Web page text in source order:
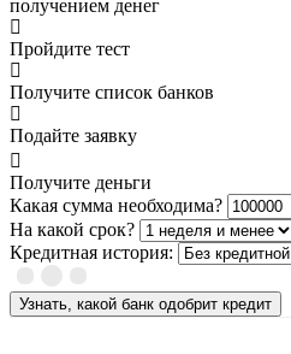
получением денег
Пройдите тест
Получите список банков
Подайте заявку
Получите деньги
Какая сумма необходима?
На какой срок?
Кредитная история:
Узнать, какой банк одобрит кредит